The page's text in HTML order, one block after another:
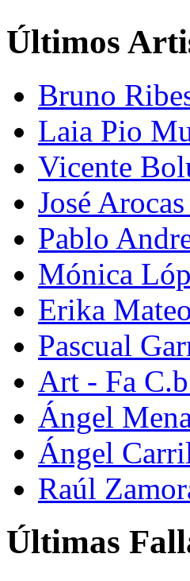
Últimos
Bruno
Laia Pio
Vicente
José
Pablo
Mónica
Erika
Pascual
Art - Fa
Ángel
Ángel
Raúl
Últimas